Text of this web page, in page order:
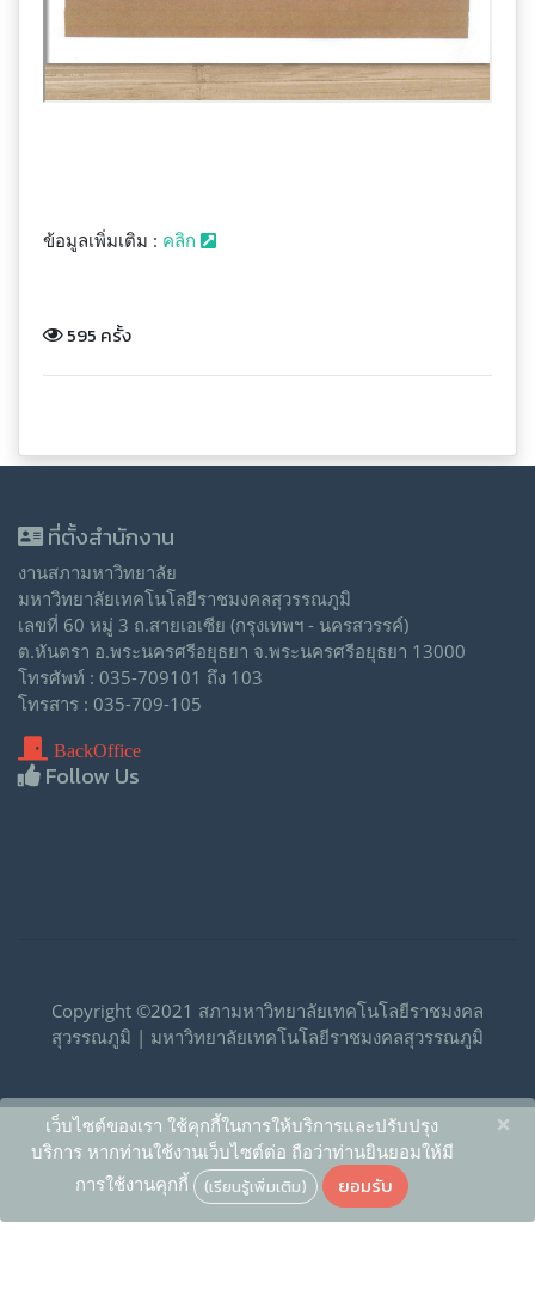
ข้อมูลเพิ่มเติม : คลิก
595 ครั้ง
ที่ตั้งสำนักงาน
งานสภามหาวิทยาลัย
มหาวิทยาลัยเทคโนโลยีราชมงคลสุวรรณภูมิ
เลขที่ 60 หมู่ 3 ถ.สายเอเซีย (กรุงเทพฯ - นครสวรรค์)
ต.หันตรา อ.พระนครศรีอยุธยา จ.พระนครศรีอยุธยา 13000
โทรศัพท์ : 035-709101 ถึง 103
โทรสาร : 035-709-105
BackOffice
Follow Us
Copyright ©2021 สภามหาวิทยาลัยเทคโนโลยีราชมงคล
สุวรรณภูมิ | มหาวิทยาลัยเทคโนโลยีราชมงคลสุวรรณภูมิ
เว็บไซต์ของเรา ใช้คุกกี้ในการให้บริการและปรับปรุง
บริการ หากท่านใช้งานเว็บไซต์ต่อ ถือว่าท่านยินยอมให้มี
การใช้งานคุกกี้ (เรียนรู้เพิ่มเติม) ยอมรับ
×